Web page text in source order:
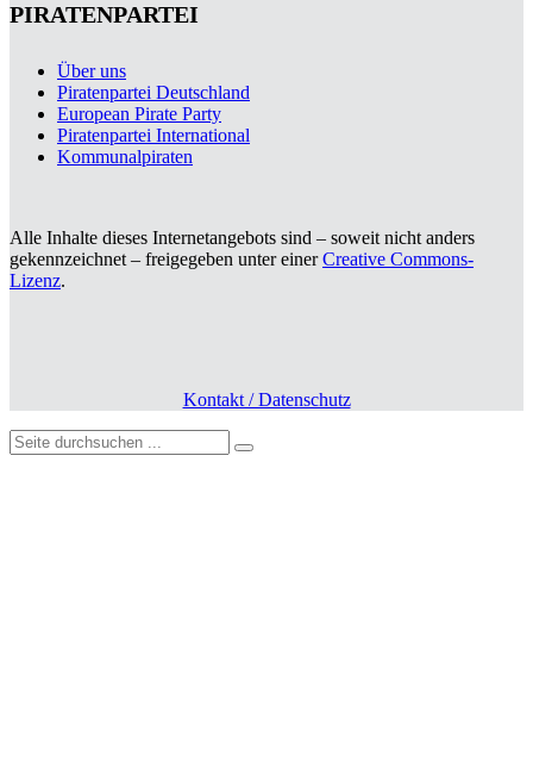
PIRATENPARTEI
Über uns
Piratenpartei Deutschland
European Pirate Party
Piratenpartei International
Kommunalpiraten
Alle Inhalte dieses Internetangebots sind – soweit nicht anders
gekennzeichnet – freigegeben unter einerCreative Commons-
Lizenz.
Kontakt / Datenschutz